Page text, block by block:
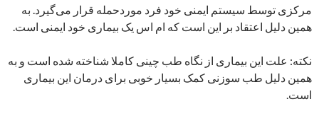
مرکزی توسط سیستم ایمنی خود فرد موردحمله قرار می‌گیرد. به
همین دلیل اعتقاد بر این است که ام اس یک بیماری خود ایمنی است.
نکته: علت این بیماری از نگاه طب چینی کاملا شناخته شده است و به
همین دلیل طب سوزنی کمک بسیار خوبی برای درمان این بیماری
است.